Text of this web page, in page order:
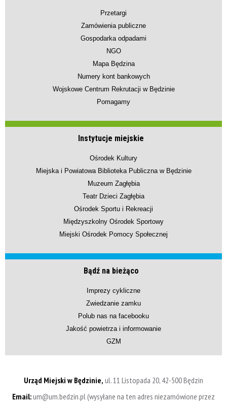
Przetargi
Zamówienia publiczne
Gospodarka odpadami
NGO
Mapa Będzina
Numery kont bankowych
Wojskowe Centrum Rekrutacji w Będzinie
Pomagamy
Instytucje miejskie
Ośrodek Kultury
Miejska i Powiatowa Biblioteka Publiczna w Będzinie
Muzeum Zagłębia
Teatr Dzieci Zagłębia
Ośrodek Sportu i Rekreacji
Międzyszkolny Ośrodek Sportowy
Miejski Ośrodek Pomocy Społecznej
Bądź na bieżąco
Imprezy cykliczne
Zwiedzanie zamku
Polub nas na facebooku
Jakość powietrza i informowanie
GZM
Urząd Miejski w Będzinie, ul. 11 Listopada 20, 42-500 Będzin
Email:um@um.bedzin.pl (wysyłane na ten adres niezamówione przez